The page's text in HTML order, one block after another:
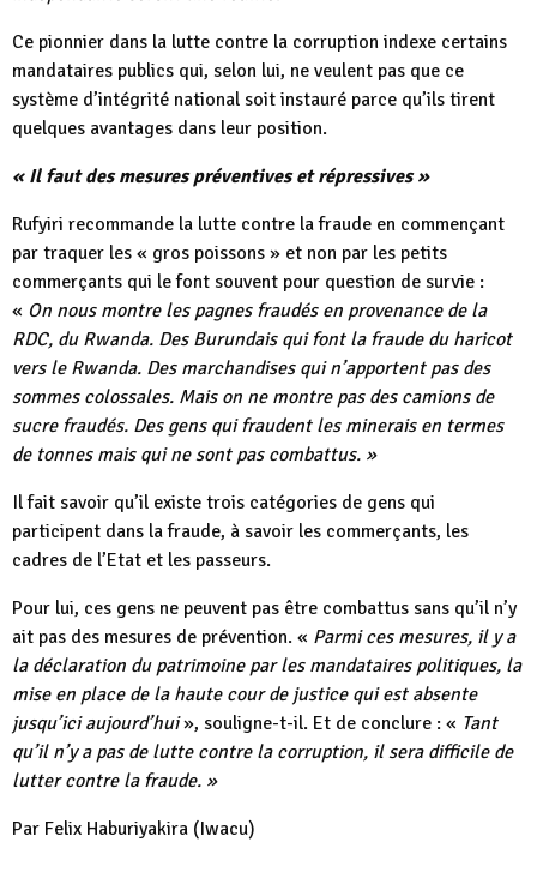
Ce pionnier dans la lutte contre la corruption indexe certains
mandataires publics qui, selon lui, ne veulent pas que ce
système d’intégrité national soit instauré parce qu’ils tirent
quelques avantages dans leur position.
« Il faut des mesures préventives et répressives »
Rufyiri recommande la lutte contre la fraude en commençant
par traquer les « gros poissons » et non par les petits
commerçants qui le font souvent pour question de survie :
« On nous montre les pagnes fraudés en provenance de la
RDC, du Rwanda. Des Burundais qui font la fraude du haricot
vers le Rwanda. Des marchandises qui n’apportent pas des
sommes colossales. Mais on ne montre pas des camions de
sucre fraudés. Des gens qui fraudent les minerais en termes
de tonnes mais qui ne sont pas combattus. »
Il fait savoir qu’il existe trois catégories de gens qui
participent dans la fraude, à savoir les commerçants, les
cadres de l’Etat et les passeurs.
Pour lui, ces gens ne peuvent pas être combattus sans qu’il n’y
ait pas des mesures de prévention. « Parmi ces mesures, il y a
la déclaration du patrimoine par les mandataires politiques, la
mise en place de la haute cour de justice qui est absente
jusqu’ici aujourd’hui», souligne-t-il. Et de conclure : « Tant
qu’il n’y a pas de lutte contre la corruption, il sera difficile de
lutter contre la fraude. »
Par Felix Haburiyakira (Iwacu)